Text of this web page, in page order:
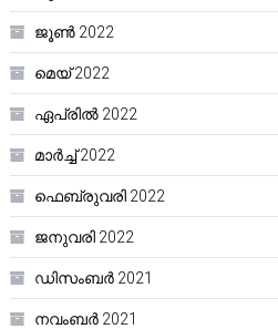
ജൂൺ 2022
മെയ്‌ 2022
ഏപ്രിൽ 2022
മാർച്ച്‌ 2022
ഫെബ്രുവരി 2022
ജനുവരി 2022
ഡിസംബർ 2021
നവംബർ 2021